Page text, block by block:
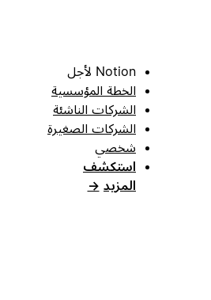
Notion لأجل
الخطة المؤسسية
الشركات الناشئة
الشركات الصغيرة
شخصي
استكشف
المزيد →